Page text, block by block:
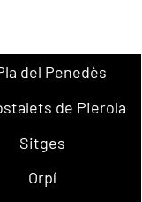
del Penedès
de Pierola
Sitges
Orpí